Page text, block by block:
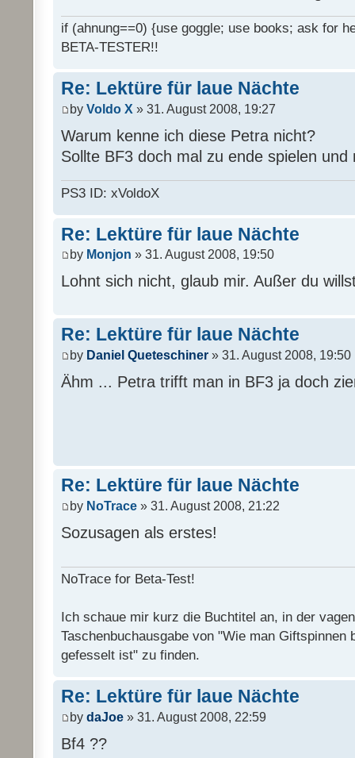
if (ahnung==0) {use goggle; use books; ask for
BETA-TESTER!!
Re: Lektüre für laue Nächte
by Voldo X » 31. August 2008, 19:27
Warum kenne ich diese Petra nicht?
Sollte BF3 doch mal zu ende spielen
PS3 ID: xVoldoX
Re: Lektüre für laue Nächte
by Monjon » 31. August 2008, 19:50
Lohnt sich nicht, glaub mir. Außer du
Re: Lektüre für laue Nächte
by Daniel Queteschiner » 31. August 2008, 19:50
Ähm ... Petra trifft man in BF3 ja doch
Re: Lektüre für laue Nächte
by NoTrace » 31. August 2008, 21:22
Sozusagen als erstes!
NoTrace for Beta-Test!
Ich schaue mir kurz die Buchtitel an, in der
Taschenbuchausgabe von "Wie man Giftspinnen
gefesselt ist" zu finden.
Re: Lektüre für laue Nächte
by daJoe » 31. August 2008, 22:59
Bf4 ??